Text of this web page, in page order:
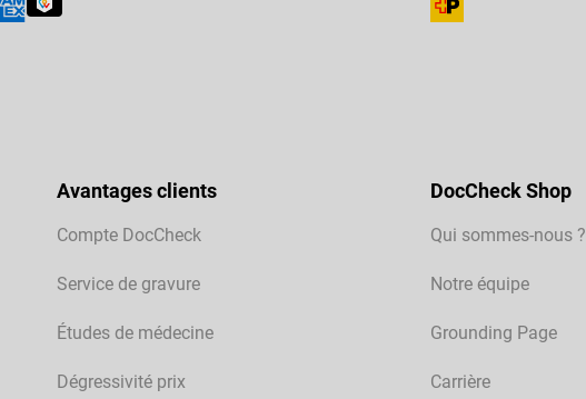
Avantages clients
Compte DocCheck
Service de gravure
Études de médecine
Dégressivité prix
DocCheck Shop
Qui sommes-nous ?
Notre équipe
Grounding Page
Carrière